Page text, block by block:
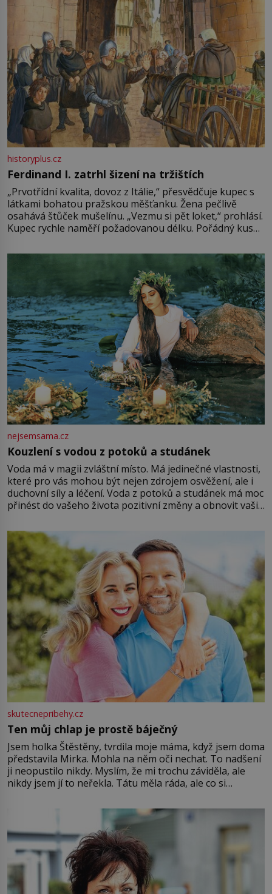
historyplus.cz
Ferdinand I. zatrhl šizení na tržištích
„Prvotřídní kvalita, dovoz z Itálie,“ přesvědčuje kupec s
látkami bohatou pražskou měšťanku. Žena pečlivě
osahává štůček mušelínu. „Vezmu si pět loket,“ prohlásí.
Kupec rychle naměří požadovanou délku. Pořádný kus
milostpaní. Stačí jenom na sukni,“ zhodnotí švadlena
množství růžového mušelínu. „Ošidili vás, podívejte.“
Vezme do ruky dřevěnou
nejsemsama.cz
Kouzlení s vodou z potoků a studánek
Voda má v magii zvláštní místo. Má jedinečné vlastnosti,
které pro vás mohou být nejen zdrojem osvěžení, ale i
duchovní síly a léčení. Voda z potoků a studánek má moc
přinést do vašeho života pozitivní změny a obnovit vaši
můžete obohatit své rituály a přinést do svého života
větší harmonii a klid. Je důležité
skutecnepribehy.cz
Ten můj chlap je prostě báječný
Jsem holka Štěstěny, tvrdila moje máma, když jsem doma
představila Mirka. Mohla na něm oči nechat. To nadšení
ji neopustilo nikdy. Myslím, že mi trochu záviděla, ale
nikdy jsem jí to neřekla. Tátu měla ráda, ale co si
Jsme spolu moc rádi Tehdy byla jiná doba, když